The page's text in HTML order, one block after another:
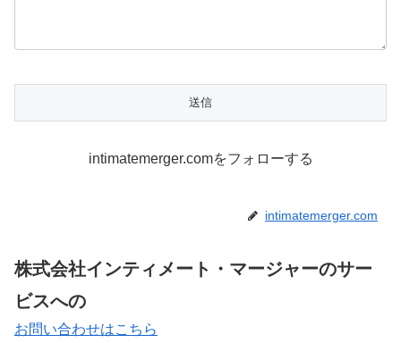
intimatemerger.comをフォローする
intimatemerger.com
株式会社インティメート・マージャーのサー
ビスへの
お問い合わせはこちら